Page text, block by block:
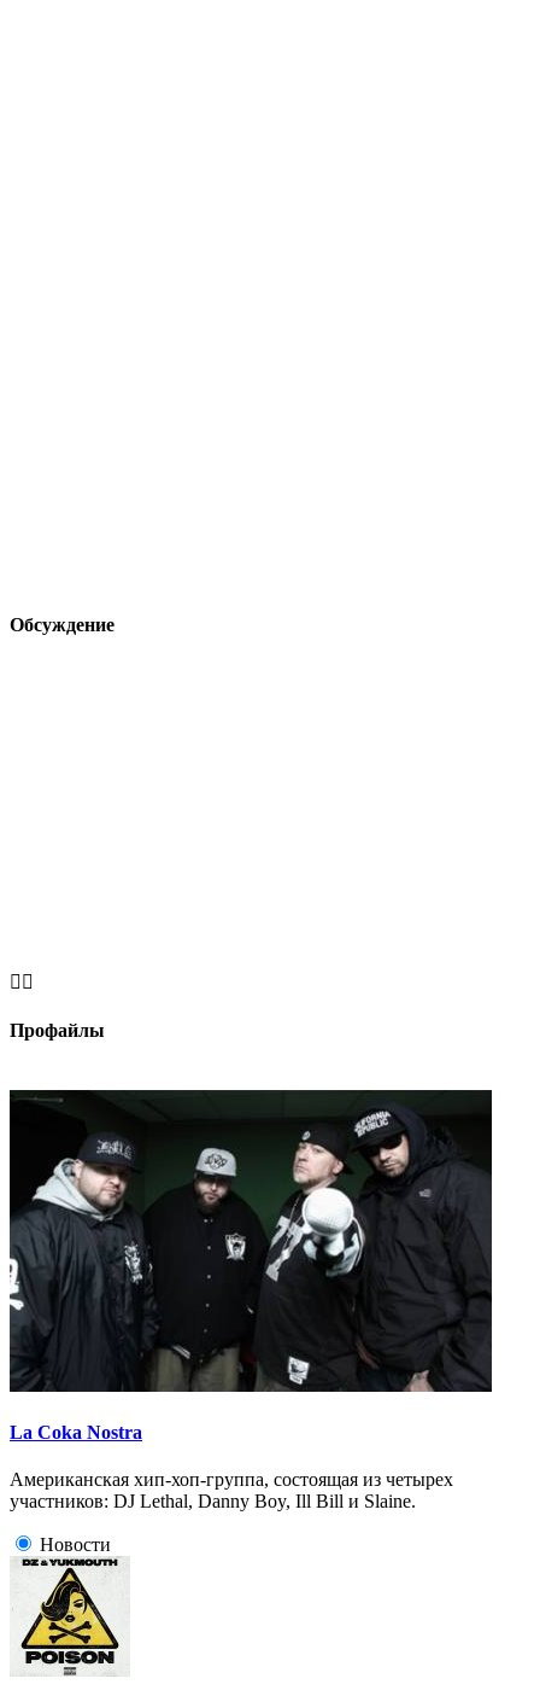
Обсуждение
 
Профайлы
La Coka Nostra
Американская хип-хоп-группа, состоящая из четырех
участников: DJ Lethal, Danny Boy, Ill Bill и Slaine.
Новости